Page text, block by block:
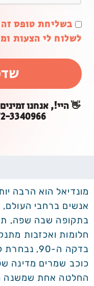
בשליחת טופס
לשלוח לי הצעות
👋 היי!, אנחנו
3340966
מונדיאל הוא הרבה
אנשים ברחבי
בתקופה שבה שפה,
חלומות ואכזבות
בדקה ה-
כוכב שמרים מדינה
החלטה אחת שמשנה